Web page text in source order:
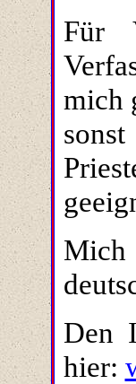
Für
mich
Mich
Den
hier: